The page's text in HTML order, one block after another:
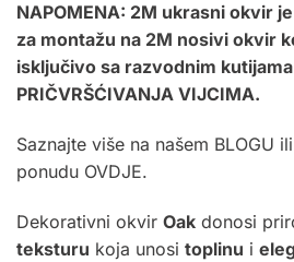
NAPOMENA: 2M ukrasni okvir
za montažu na 2M nosivi okvir
isključivo sa razvodnim kutijama
PRIČVRŠĆIVANJA VIJCIMA.
Saznajte više na našem BLOGU
ponudu OVDJE.
Dekorativni okvir Oak donosi
teksturu koja unosi toplinu i